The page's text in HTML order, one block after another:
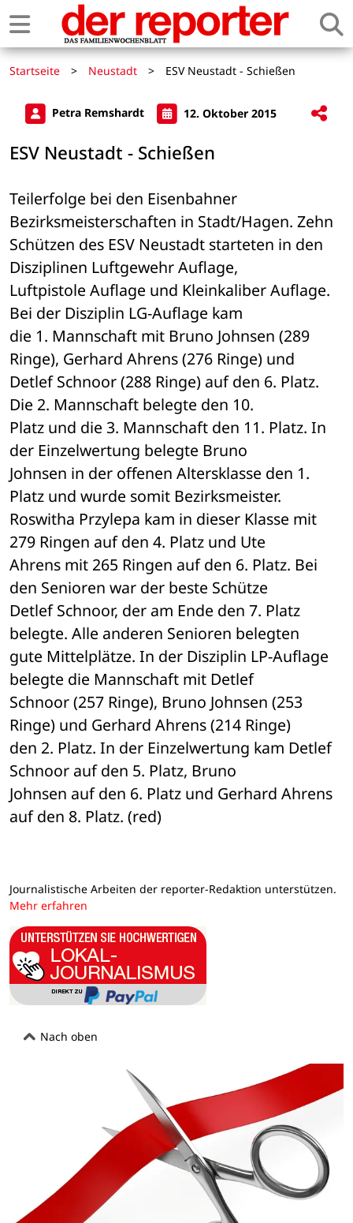
Startseite > Neustadt > ESV Neustadt - Schießen
Petra Remshardt 12. Oktober 2015
ESV Neustadt - Schießen
Teilerfolge bei den Eisenbahner
Bezirksmeisterschaften in Stadt/Hagen. Zehn
Schützen des ESV Neustadt starteten in den
Disziplinen Luftgewehr Auflage,
Luftpistole Auflage und Kleinkaliber Auflage.
Bei der Disziplin LG-Auflage kam
die 1. Mannschaft mit Bruno Johnsen (289
Ringe), Gerhard Ahrens (276 Ringe) und
Detlef Schnoor (288 Ringe) auf den 6. Platz.
Die 2. Mannschaft belegte den 10.
Platz und die 3. Mannschaft den 11. Platz. In
der Einzelwertung belegte Bruno
Johnsen in der offenen Altersklasse den 1.
Platz und wurde somit Bezirksmeister.
Roswitha Przylepa kam in dieser Klasse mit
279 Ringen auf den 4. Platz und Ute
Ahrens mit 265 Ringen auf den 6. Platz. Bei
den Senioren war der beste Schütze
Detlef Schnoor, der am Ende den 7. Platz
belegte. Alle anderen Senioren belegten
gute Mittelplätze. In der Disziplin LP-Auflage
belegte die Mannschaft mit Detlef
Schnoor (257 Ringe), Bruno Johnsen (253
Ringe) und Gerhard Ahrens (214 Ringe)
den 2. Platz. In der Einzelwertung kam Detlef
Schnoor auf den 5. Platz, Bruno
Johnsen auf den 6. Platz und Gerhard Ahrens
auf den 8. Platz. (red)
Journalistische Arbeiten der reporter-Redaktion unterstützen.
Mehr erfahren
Nach oben